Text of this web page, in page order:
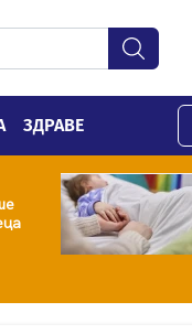
ЗДРАВЕ